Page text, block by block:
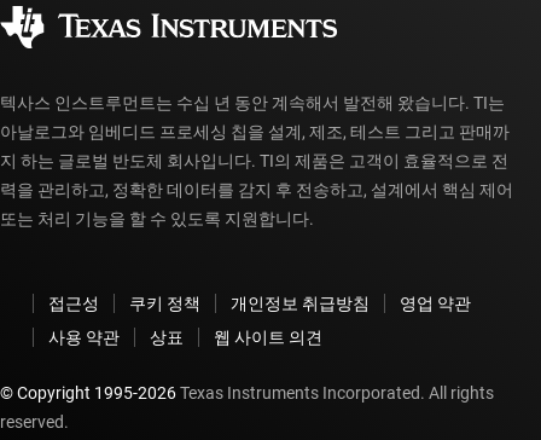
myTI 계정 FAQ
텍사스 인스트루먼트는 수십 년 동안 계속해서 발전해 왔습니다. TI는
아날로그와 임베디드 프로세싱 칩을 설계, 제조, 테스트 그리고 판매까
지 하는 글로벌 반도체 회사입니다. TI의 제품은 고객이 효율적으로 전
력을 관리하고, 정확한 데이터를 감지 후 전송하고, 설계에서 핵심 제어
또는 처리 기능을 할 수 있도록 지원합니다.
접근성 쿠키 정책 개인정보 취급방침
영업 약관
사용 약관
상표 웹 사이트 의견
© Copyright 1995-2026Texas Instruments Incorporated. All rights
reserved.